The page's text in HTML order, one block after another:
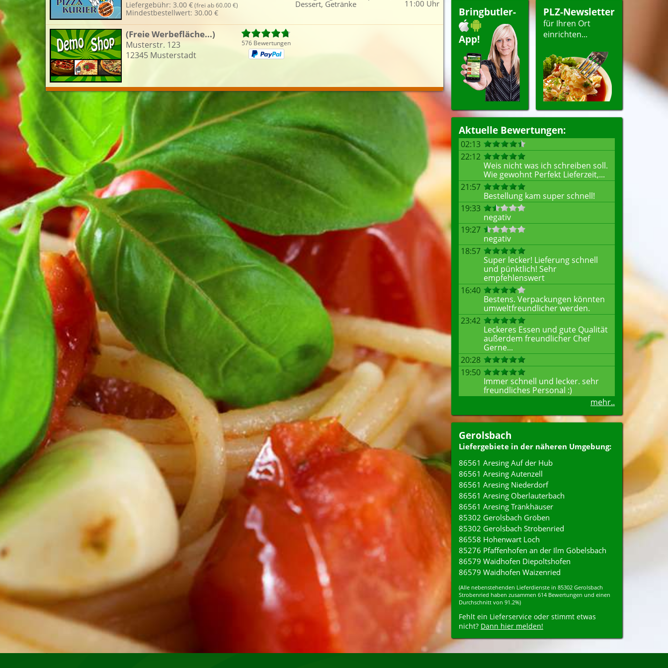
Bringbutler-
App!
PLZ-Newsletter
für Ihren Ort
einrichten...
Aktuelle Bewertungen:
02:13
22:12
Weis nicht was ich schreiben soll.
Wie gewohnt Perfekt Lieferzeit,...
21:57
Bestellung kam super schnell!
19:33
negativ
19:27
negativ
18:57
Super lecker! Lieferung schnell
und pünktlich! Sehr
empfehlenswert
16:40
Bestens. Verpackungen könnten
umweltfreundlicher werden.
23:42
Leckeres Essen und gute Qualität
außerdem freundlicher Chef
Gerne...
20:28
19:50
Immer schnell und lecker. sehr
freundliches Personal :)
mehr..
Gerolsbach
Liefergebiete in der näheren Umgebung:
86561 Aresing Auf der Hub
86561 Aresing Autenzell
86561 Aresing Niederdorf
86561 Aresing Oberlauterbach
86561 Aresing Tränkhäuser
85302 Gerolsbach Gröben
85302 Gerolsbach Strobenried
86558 Hohenwart Loch
85276 Pfaffenhofen an der Ilm Göbelsbach
86579 Waidhofen Diepoltshofen
86579 Waidhofen Waizenried
(Alle nebenstehenden Lieferdienste in 85302 Gerolsbach
Strobenried haben zusammen 614 Bewertungen und einen
Durchschnitt von 91.2%)
Fehlt ein Lieferservice oder stimmt etwas
nicht? Dann hier melden!
Fleisch
Griechisch
Mittagsangebot
Dessert
Liefertermin:
sofort
für Uhr bestellen
Liefergebühr: 3.00 €(frei ab 60.00 €)
Mindestbestellwert: 30.00 €
Dessert, Getränke
11:00 Uhr
(Freie Werbefläche...)
Musterstr. 123
12345 Musterstadt
576 Bewertungen